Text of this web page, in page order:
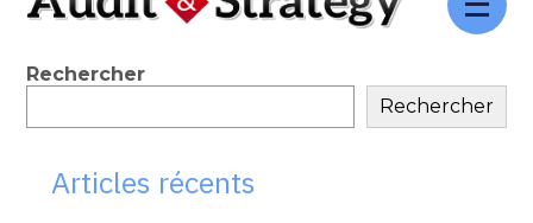
Aller
Blog
sidebar
Rechercher
Rechercher
Articles récents